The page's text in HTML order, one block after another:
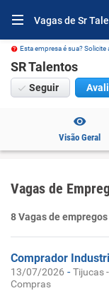
Vagas de Sr
Esta empresa é sua? Solicite
SR Talentos
Seguir
Visão Geral
Vagas de
8 Vagas de
Comprador
13/07/2026 -Tijucas
Compras